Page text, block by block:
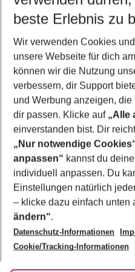
5-8
2 Erwachsene Keine
Mehr Filter
Footer
Footer navigation
Über uns
AGB
Bestpreisgarantie
Cookie-Einstellungen ändern
Cookie-Richtlinie
Agenturbetreuung
Barrierefreies Reisen
Folge uns
beste Erlebnis zu
Wir verwenden Cookies
unsere Webseite für dich
können wir die Nutzung
verbessern, dir Support
und Werbung anzeigen,
dir passen. Klicke auf „Alle
einverstanden bist. Dir
„Nur notwendige
anpassen“ kannst du
individuell anpassen. Du
Einstellungen natürlich
– klicke dazu einfach unten
ändern“.
Datenschutz-Informationen
Cookie/Tracking-Informationen